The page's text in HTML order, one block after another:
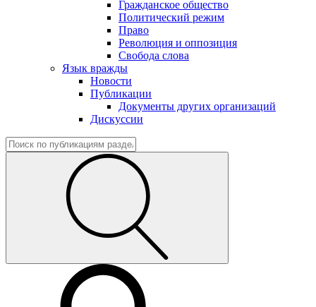
Гражданское общество
Политический режим
Право
Революция и оппозиция
Свобода слова
Язык вражды
Новости
Публикации
Документы других организаций
Дискуссии